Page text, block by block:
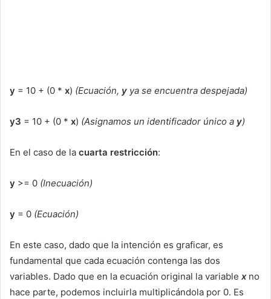
y = 10 + (0 * x) (Ecuación, y ya se encuentra despejada)
y3 = 10 + (0 * x) (Asignamos un identificador único a y)
En el caso de la cuarta restricción:
y >= 0 (Inecuación)
y = 0 (Ecuación)
En este caso, dado que la intención es graficar, es
fundamental que cada ecuación contenga las dos
variables. Dado que en la ecuación original la variable x no
hace parte, podemos incluirla multiplicándola por 0. Es